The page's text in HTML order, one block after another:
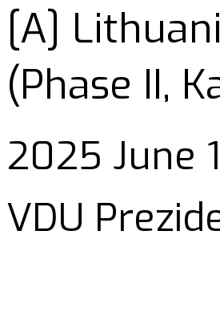
[A]
(Phase II,
2025 June
VDU